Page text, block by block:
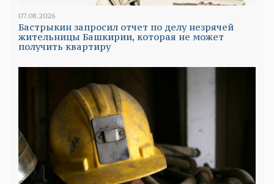
07.08.2026
Бастрыкин запросил отчет по делу незрячей
жительницы Башкирии, которая не может
получить квартиру